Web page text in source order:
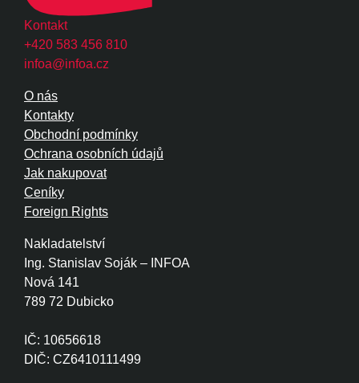
Kontakt
+420 583 456 810
infoa@infoa.cz
Nakladatelství
Ing. Stanislav Soják – INFOA
Nová 141
789 72 Dubicko
IČ: 10656618
DIČ: CZ6410111499
O nás
Kontakty
Obchodní podmínky
Ochrana osobních údajů
Jak nakupovat
Ceníky
Foreign Rights